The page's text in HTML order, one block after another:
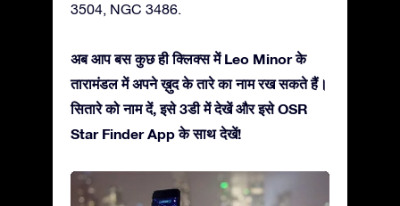
3504, NGC 3486.
अब आप बस कुछ ही क्लिक्स में Leo Minor के
तारामंडल में अपने ख़ुद के तारे का नाम रख सकते हैं।
सितारे को नाम दें, इसे 3डी में देखें और इसे OSR
Star Finder App के साथ देखें!